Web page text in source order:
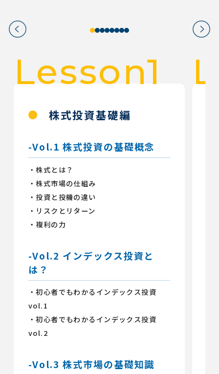
Lesson1
株式投資基礎編
-Vol.1 株式投資の基礎概念
・株式とは？
・株式市場の仕組み
・投資と投機の違い
・リスクとリターン
・複利の力
-Vol.2 インデックス投資と
は？
・初心者でもわかるインデックス投資
vol.1
・初心者でもわかるインデックス投資
vol.2
-Vol.3 株式市場の基礎知識